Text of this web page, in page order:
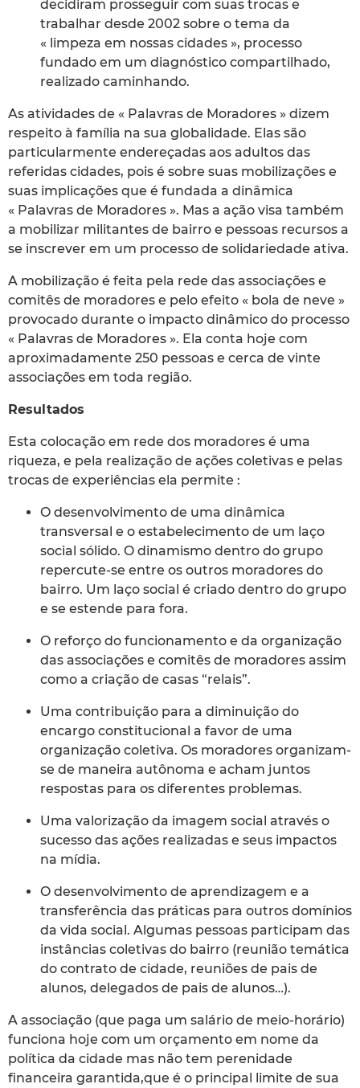
decidiram prosseguir com suas trocas e
trabalhar desde 2002 sobre o tema da
« limpeza em nossas cidades », processo
fundado em um diagnóstico compartilhado,
realizado caminhando.
As atividades de « Palavras de Moradores » dizem
respeito à família na sua globalidade. Elas são
particularmente endereçadas aos adultos das
referidas cidades, pois é sobre suas mobilizações e
suas implicações que é fundada a dinâmica
« Palavras de Moradores ». Mas a ação visa também
a mobilizar militantes de bairro e pessoas recursos a
se inscrever em um processo de solidariedade ativa.
A mobilização é feita pela rede das associações e
comitês de moradores e pelo efeito « bola de neve »
provocado durante o impacto dinâmico do processo
« Palavras de Moradores ». Ela conta hoje com
aproximadamente 250 pessoas e cerca de vinte
associações em toda região.
Resultados
Esta colocação em rede dos moradores é uma
riqueza, e pela realização de ações coletivas e pelas
trocas de experiências ela permite :
O desenvolvimento de uma dinâmica
transversal e o estabelecimento de um laço
social sólido. O dinamismo dentro do grupo
repercute-se entre os outros moradores do
bairro. Um laço social é criado dentro do grupo
e se estende para fora.
O reforço do funcionamento e da organização
das associações e comitês de moradores assim
como a criação de casas “relais”.
Uma contribuição para a diminuição do
encargo constitucional a favor de uma
organização coletiva. Os moradores organizam-
se de maneira autônoma e acham juntos
respostas para os diferentes problemas.
Uma valorização da imagem social através o
sucesso das ações realizadas e seus impactos
na mídia.
O desenvolvimento de aprendizagem e a
transferência das práticas para outros domínios
da vida social. Algumas pessoas participam das
instâncias coletivas do bairro (reunião temática
do contrato de cidade, reuniões de pais de
alunos, delegados de pais de alunos…).
A associação (que paga um salário de meio-horário)
funciona hoje com um orçamento em nome da
política da cidade mas não tem perenidade
financeira garantida,que é o principal limite de sua